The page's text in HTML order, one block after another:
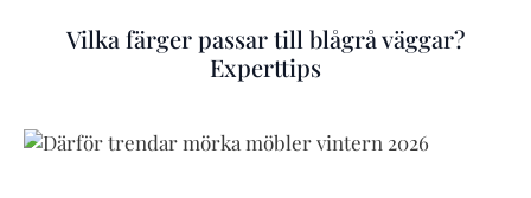
Vilka färger passar till blågrå väggar?
Experttips